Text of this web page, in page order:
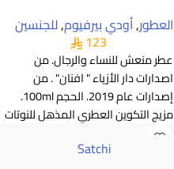
العطور,أودي بيرفيوم,للجنسين
123
عطر منعش للنساء والرجال. من
اصدارات دار الأزياء " افنان" . من
إصدارات عام 2019. الحجم 100ml.
مزيج التكوين العطري المذهل للنوتات
العليا من الكباد
Satchi